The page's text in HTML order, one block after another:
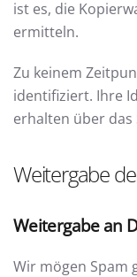
ist es, die
ermitteln.
Zu keinem
identifiziert. Ihre
erhalten über das
Weitergabe
Weitergabe an
Wir mögen Spam